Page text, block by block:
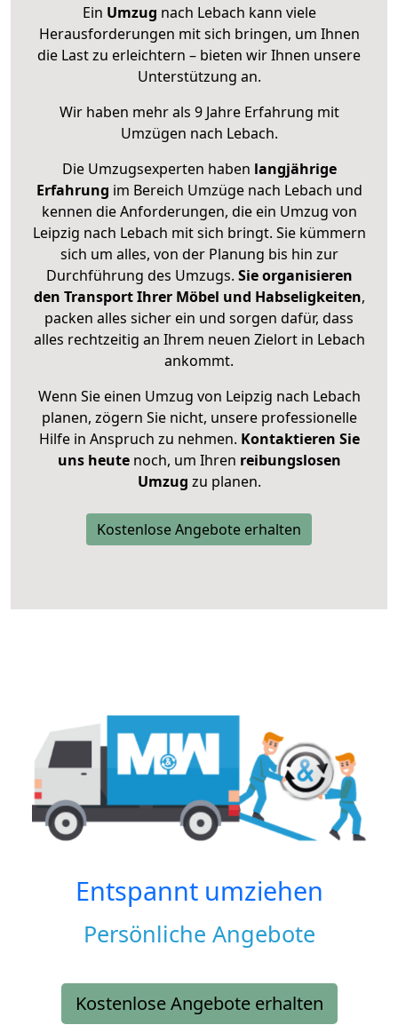
Ein Umzug nach Lebach kann viele
Herausforderungen mit sich bringen, um Ihnen
die Last zu erleichtern – bieten wir Ihnen unsere
Unterstützung an.
Wir haben mehr als 9 Jahre Erfahrung mit
Umzügen nach Lebach.
Die Umzugsexperten haben langjährige
Erfahrung im Bereich Umzüge nach Lebach und
kennen die Anforderungen, die ein Umzug von
Leipzig nach Lebach mit sich bringt. Sie kümmern
sich um alles, von der Planung bis hin zur
Durchführung des Umzugs. Sie organisieren
den Transport Ihrer Möbel und Habseligkeiten,
packen alles sicher ein und sorgen dafür, dass
alles rechtzeitig an Ihrem neuen Zielort in Lebach
ankommt.
Wenn Sie einen Umzug von Leipzig nach Lebach
planen, zögern Sie nicht, unsere professionelle
Hilfe in Anspruch zu nehmen. Kontaktieren Sie
uns heutenoch, um Ihren reibungslosen
Umzug zu planen.
Kostenlose Angebote erhalten
Entspannt umziehen
Persönliche Angebote
Kostenlose Angebote erhalten